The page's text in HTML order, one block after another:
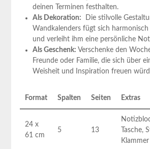
deinen Terminen festhalten.
Als Dekoration:
Die stilvolle
Wandkalenders fügt sich
und verleiht ihm eine​ persönliche
Als Geschenk: Verschenke den
Freunde oder Familie, die sich über
Weisheit ⁣und Inspiration freuen
Format Spalten Seiten Extras
24 x
61 cm
5 13
Tasche,
Klammer